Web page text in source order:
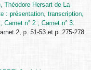
Théodore Hersart de La
: présentation, transcription,
Carnet n° 2 ; Carnet n° 3.
2, p. 51-53 et p. 275-278